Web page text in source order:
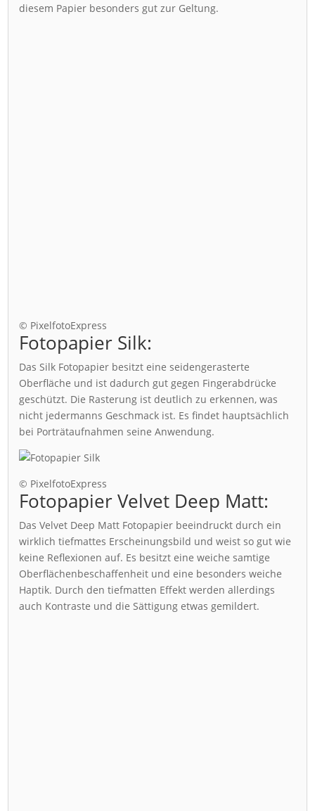
diesem Papier besonders gut zur Geltung.
© PixelfotoExpress
Fotopapier Silk:
Das Silk Fotopapier besitzt eine seidengerasterte
Oberfläche und ist dadurch gut gegen Fingerabdrücke
geschützt. Die Rasterung ist deutlich zu erkennen, was
nicht jedermanns Geschmack ist. Es findet hauptsächlich
bei Porträtaufnahmen seine Anwendung.
© PixelfotoExpress
Fotopapier Velvet Deep Matt:
Das Velvet Deep Matt Fotopapier beeindruckt durch ein
wirklich tiefmattes Erscheinungsbild und weist so gut wie
keine Reflexionen auf. Es besitzt eine weiche samtige
Oberflächenbeschaffenheit und eine besonders weiche
Haptik. Durch den tiefmatten Effekt werden allerdings
auch Kontraste und die Sättigung etwas gemildert.